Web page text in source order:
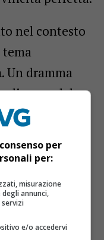
nel contesto
. Un dramma
diverse, dal
fino alle
La
ideata
tra vizi e
teatro come
per
per:
misurazione
annunci,
servizi
e/o accedervi